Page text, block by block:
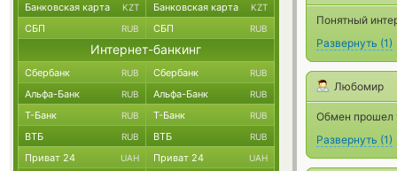
Понятный
Развернуть (1)
Любомир
Обмен прошел
Развернуть (1)
Банковская карта KZT Банковская карта KZT
СБП RUB СБП RUB
Интернет-банкинг
Сбербанк RUB Сбербанк RUB
Альфа-Банк RUB Альфа-Банк RUB
Т-Банк RUB Т-Банк RUB
ВТБ RUB ВТБ RUB
Приват 24 UAH Приват 24 UAH